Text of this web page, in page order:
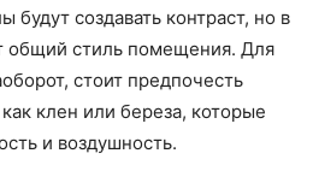
создавать контраст, но в
общий стиль помещения. Для
стоит предпочесть
клен или береза, которые
и воздушность.